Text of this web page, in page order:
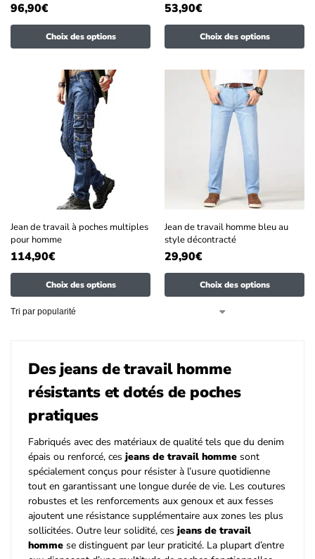
96,90€
Choix des options
53,90€
Choix des options
Jean de travail à poches multiples
pour homme
114,90€
Choix des options
Jean de travail homme bleu au
style décontracté
29,90€
Choix des options
Des jeans de travail homme
résistants et dotés de poches
pratiques
Fabriqués avec des matériaux de qualité tels que du denim
épais ou renforcé, ces jeans de travail homme sont
spécialement conçus pour résister à l’usure quotidienne
tout en garantissant une longue durée de vie. Les coutures
robustes et les renforcements aux genoux et aux fesses
ajoutent une résistance supplémentaire aux zones les plus
sollicitées. Outre leur solidité, ces jeans de travail
homme se distinguent par leur praticité. La plupart d’entre